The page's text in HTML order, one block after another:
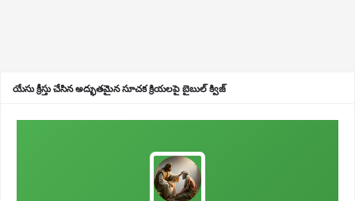
యేసు క్రీస్తు చేసిన అద్భుతమైన సూచక క్రియలపై బైబుల్ క్విజ్